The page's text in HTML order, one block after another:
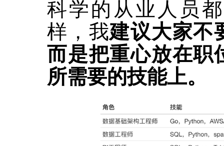
科学的从业人员
样，我建议大家不
而是把重心放在职
所需要的技能上。